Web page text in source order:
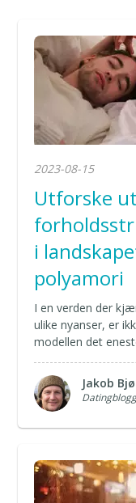
2023-08-15
Utforske
i
polyamori
I en verden der
ulike nyanser, er
modellen det
Jakob